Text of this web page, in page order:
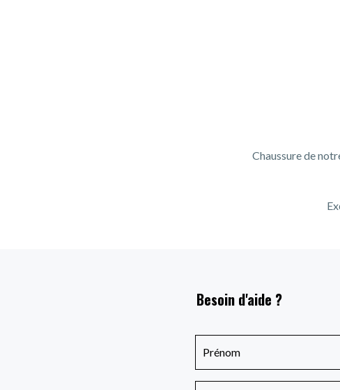
Chaussure de
Besoin d'aide ?